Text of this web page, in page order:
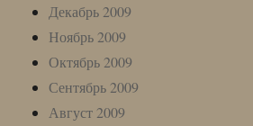
Декабрь 2009
Ноябрь 2009
Октябрь 2009
Сентябрь 2009
Август 2009